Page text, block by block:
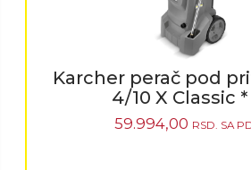
Karcher perač pod
4/10 X Classic *
59.994,00 RSD. SA